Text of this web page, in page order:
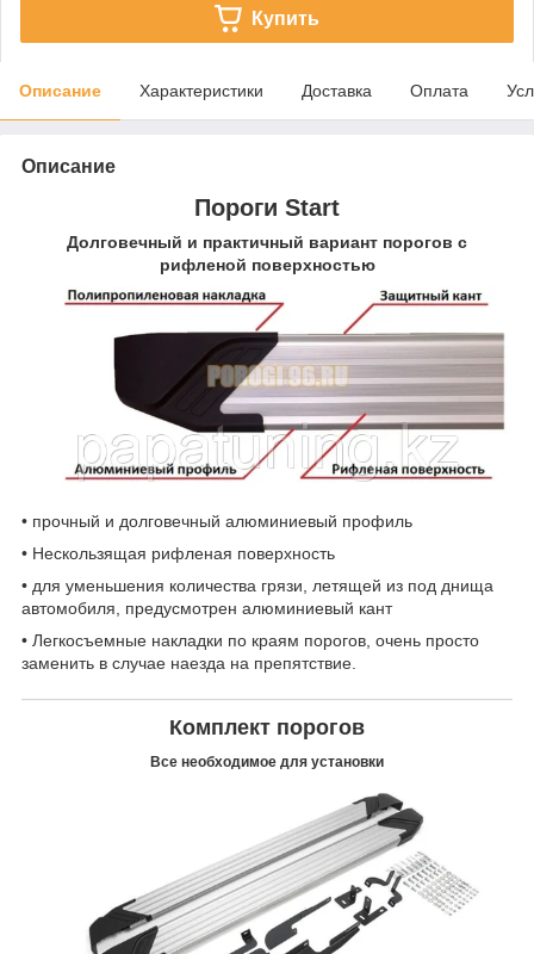
Купить
Описание Характеристики Доставка Оплата
Описание
Пороги Start
Долговечный и практичный вариант порогов с
рифленой поверхностью
• прочный и долговечный алюминиевый профиль
• Нескользящая рифленая поверхность
• для уменьшения количества грязи, летящей из под днища
автомобиля, предусмотрен алюминиевый кант
• Легкосъемные накладки по краям порогов, очень просто
заменить в случае наезда на препятствие.
Комплект порогов
Все необходимое для установки